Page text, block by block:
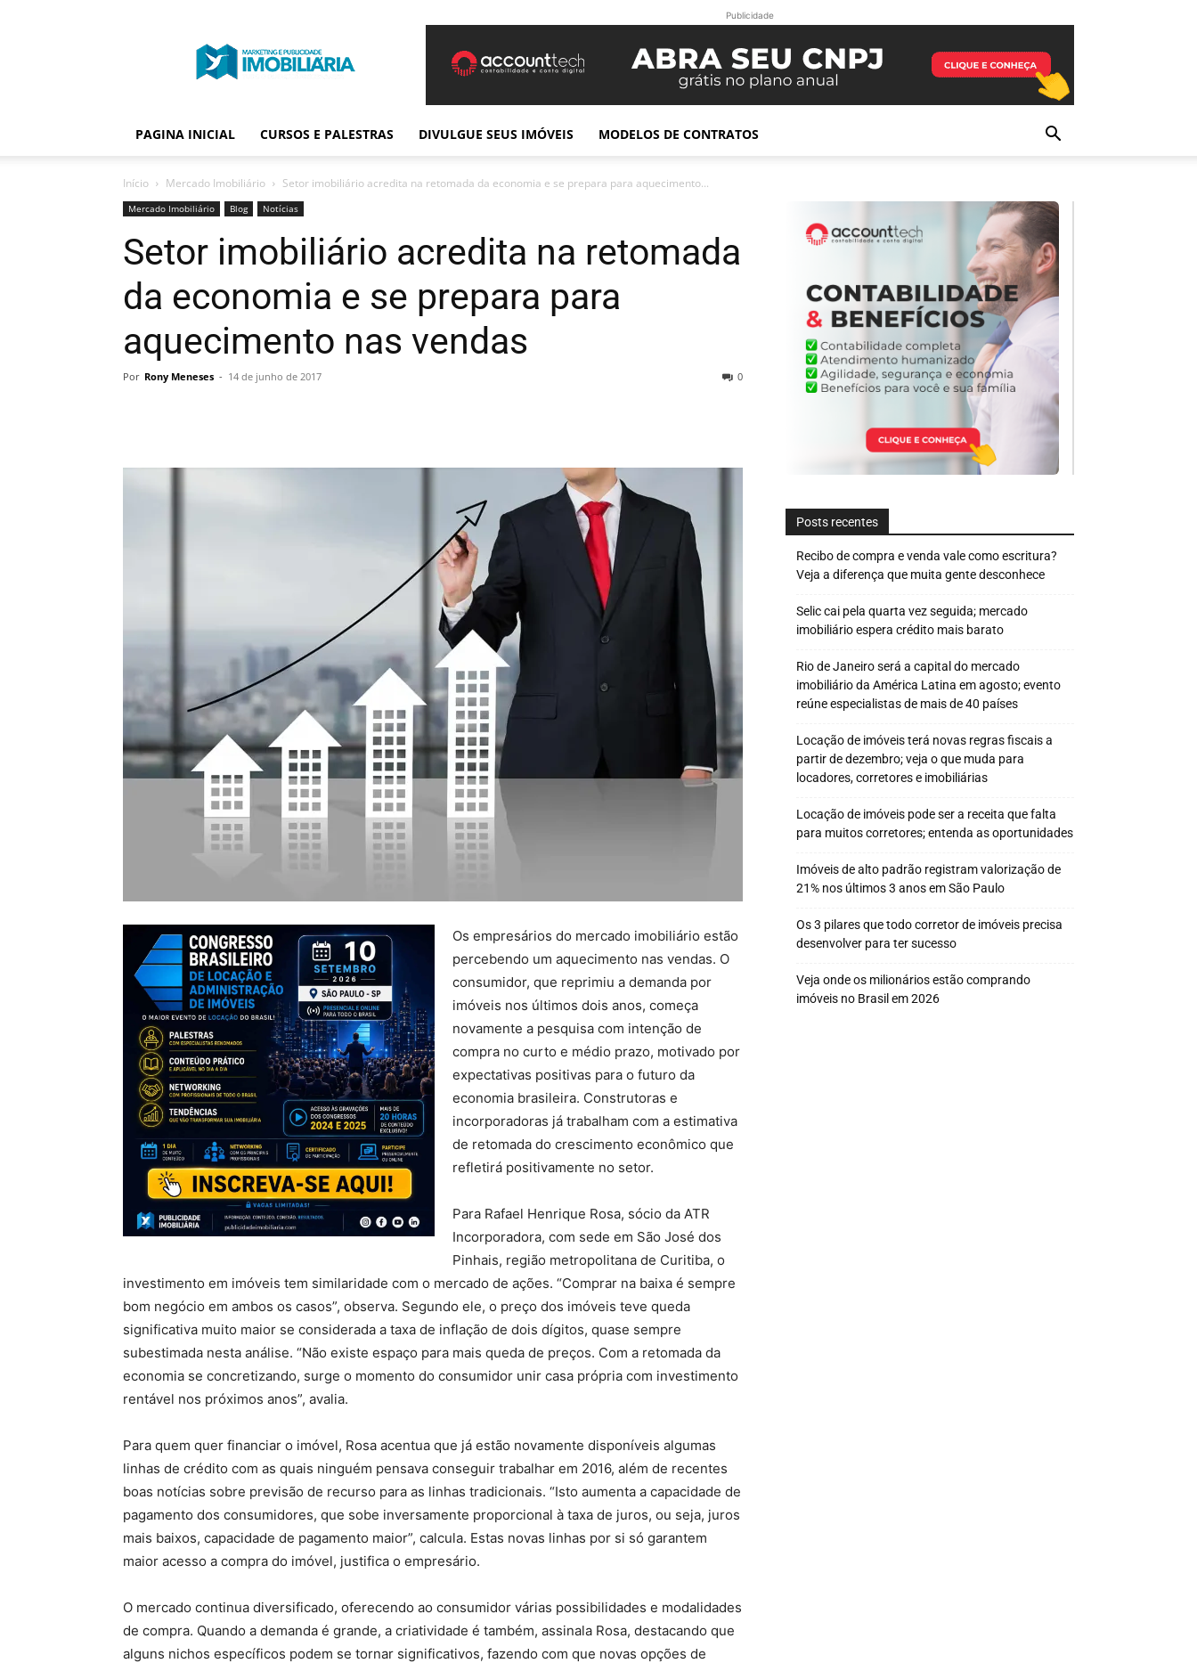
Publicidade
Imobiliária
Publicidade
PAGINA INICIAL CURSOS E PALESTRAS DIVULGUE SEUS IMÓVEIS MODELOS DE CONTRATOS
Início Mercado Imobiliário Setor imobiliário acredita na retomada da economia e se prepara para aquecimento...
Mercado Imobiliário Blog Notícias
Setor imobiliário acredita na retomada
da economia e se prepara para
aquecimento nas vendas
Por Rony Meneses - 14 de junho de 2017 0
Os empresários do mercado imobiliário estão
percebendo um aquecimento nas vendas. O
consumidor, que reprimiu a demanda por
imóveis nos últimos dois anos, começa
novamente a pesquisa com intenção de
compra no curto e médio prazo, motivado por
expectativas positivas para o futuro da
economia brasileira. Construtoras e
incorporadoras já trabalham com a estimativa
de retomada do crescimento econômico que
refletirá positivamente no setor.
Para Rafael Henrique Rosa, sócio da ATR
Incorporadora, com sede em São José dos
Pinhais, região metropolitana de Curitiba, o
investimento em imóveis tem similaridade com o mercado de ações. “Comprar na baixa é sempre
bom negócio em ambos os casos”, observa. Segundo ele, o preço dos imóveis teve queda
significativa muito maior se considerada a taxa de inflação de dois dígitos, quase sempre
subestimada nesta análise. “Não existe espaço para mais queda de preços. Com a retomada da
economia se concretizando, surge o momento do consumidor unir casa própria com investimento
rentável nos próximos anos”, avalia.
Para quem quer financiar o imóvel, Rosa acentua que já estão novamente disponíveis algumas
linhas de crédito com as quais ninguém pensava conseguir trabalhar em 2016, além de recentes
boas notícias sobre previsão de recurso para as linhas tradicionais. “Isto aumenta a capacidade de
pagamento dos consumidores, que sobe inversamente proporcional à taxa de juros, ou seja, juros
mais baixos, capacidade de pagamento maior”, calcula. Estas novas linhas por si só garantem
maior acesso a compra do imóvel, justifica o empresário.
O mercado continua diversificado, oferecendo ao consumidor várias possibilidades e modalidades
de compra. Quando a demanda é grande, a criatividade é também, assinala Rosa, destacando que
alguns nichos específicos podem se tornar significativos, fazendo com que novas opções de
Posts recentes
Recibo de compra e venda vale como escritura?
Veja a diferença que muita gente desconhece
Selic cai pela quarta vez seguida; mercado
imobiliário espera crédito mais barato
Rio de Janeiro será a capital do mercado
imobiliário da América Latina em agosto; evento
reúne especialistas de mais de 40 países
Locação de imóveis terá novas regras fiscais a
partir de dezembro; veja o que muda para
locadores, corretores e imobiliárias
Locação de imóveis pode ser a receita que falta
para muitos corretores; entenda as oportunidades
Imóveis de alto padrão registram valorização de
21% nos últimos 3 anos em São Paulo
Os 3 pilares que todo corretor de imóveis precisa
desenvolver para ter sucesso
Veja onde os milionários estão comprando
imóveis no Brasil em 2026